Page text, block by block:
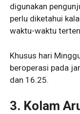
digunakan
perlu diketahui
waktu-waktu
Khusus hari
beroperasi pada
dan 16.25.
3. Kolam